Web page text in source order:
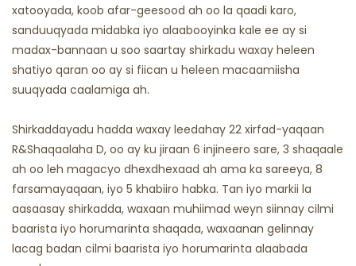
xatooyada, koob afar-geesood ah oo la qaadi karo,
sanduuqyada midabka iyo alaabooyinka kale ee ay si
madax-bannaan u soo saartay shirkadu waxay heleen
shatiyo qaran oo ay si fiican u heleen macaamiisha
suuqyada caalamiga ah.
Shirkaddayadu hadda waxay leedahay 22 xirfad-yaqaan
R&Shaqaalaha D, oo ay ku jiraan 6 injineero sare, 3 shaqaale
ah oo leh magacyo dhexdhexaad ah ama ka sareeya, 8
farsamayaqaan, iyo 5 khabiiro habka. Tan iyo markii la
aasaasay shirkadda, waxaan muhiimad weyn siinnay cilmi
baarista iyo horumarinta shaqada, waxaanan gelinnay
lacag badan cilmi baarista iyo horumarinta alaabada